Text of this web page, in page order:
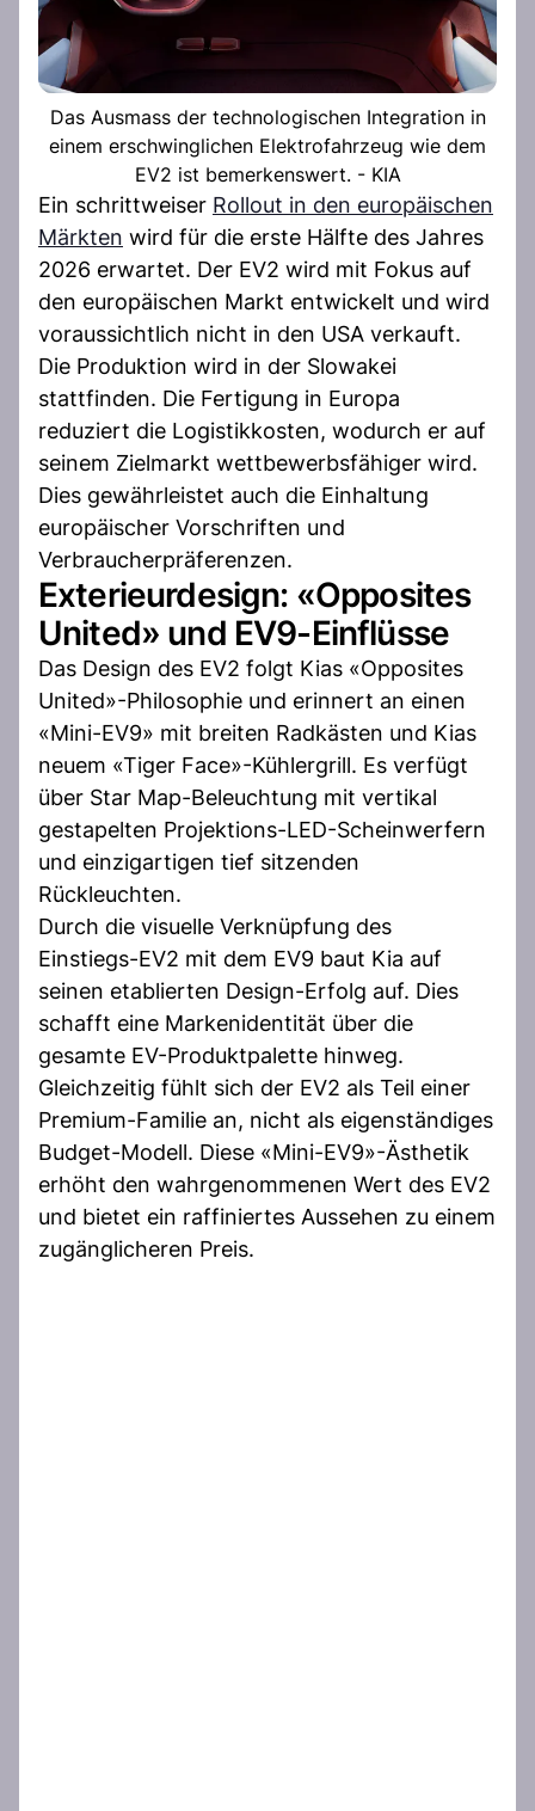
Das Ausmass der technologischen Integration in
einem erschwinglichen Elektrofahrzeug wie dem
EV2 ist bemerkenswert. - KIA
Ein schrittweiser Rollout in den europäischen
Märkten wird für die erste Hälfte des Jahres
2026 erwartet. Der EV2 wird mit Fokus auf
den europäischen Markt entwickelt und wird
voraussichtlich nicht in den USA verkauft.
Die Produktion wird in der Slowakei
stattfinden. Die Fertigung in Europa
reduziert die Logistikkosten, wodurch er auf
seinem Zielmarkt wettbewerbsfähiger wird.
Dies gewährleistet auch die Einhaltung
europäischer Vorschriften und
Verbraucherpräferenzen.
Exterieurdesign: «Opposites
United» und EV9-Einflüsse
Das Design des EV2 folgt Kias «Opposites
United»-Philosophie und erinnert an einen
«Mini-EV9» mit breiten Radkästen und Kias
neuem «Tiger Face»-Kühlergrill. Es verfügt
über Star Map-Beleuchtung mit vertikal
gestapelten Projektions-LED-Scheinwerfern
und einzigartigen tief sitzenden
Rückleuchten.
Durch die visuelle Verknüpfung des
Einstiegs-EV2 mit dem EV9 baut Kia auf
seinen etablierten Design-Erfolg auf. Dies
schafft eine Markenidentität über die
gesamte EV-Produktpalette hinweg.
Gleichzeitig fühlt sich der EV2 als Teil einer
Premium-Familie an, nicht als eigenständiges
Budget-Modell. Diese «Mini-EV9»-Ästhetik
erhöht den wahrgenommenen Wert des EV2
und bietet ein raffiniertes Aussehen zu einem
zugänglicheren Preis.